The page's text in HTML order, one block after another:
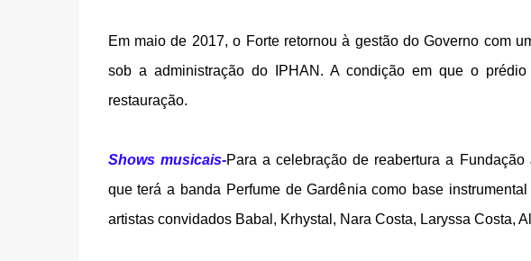
Em maio de 2017, o Forte retornou à gestão do Governo com
sob a administração do IPHAN. A condição em que o
restauração.
Shows musicais-Para a celebração de reabertura a
que terá a banda Perfume de Gardênia como base
artistas convidados Babal, Krhystal, Nara Costa, Laryssa Costa,